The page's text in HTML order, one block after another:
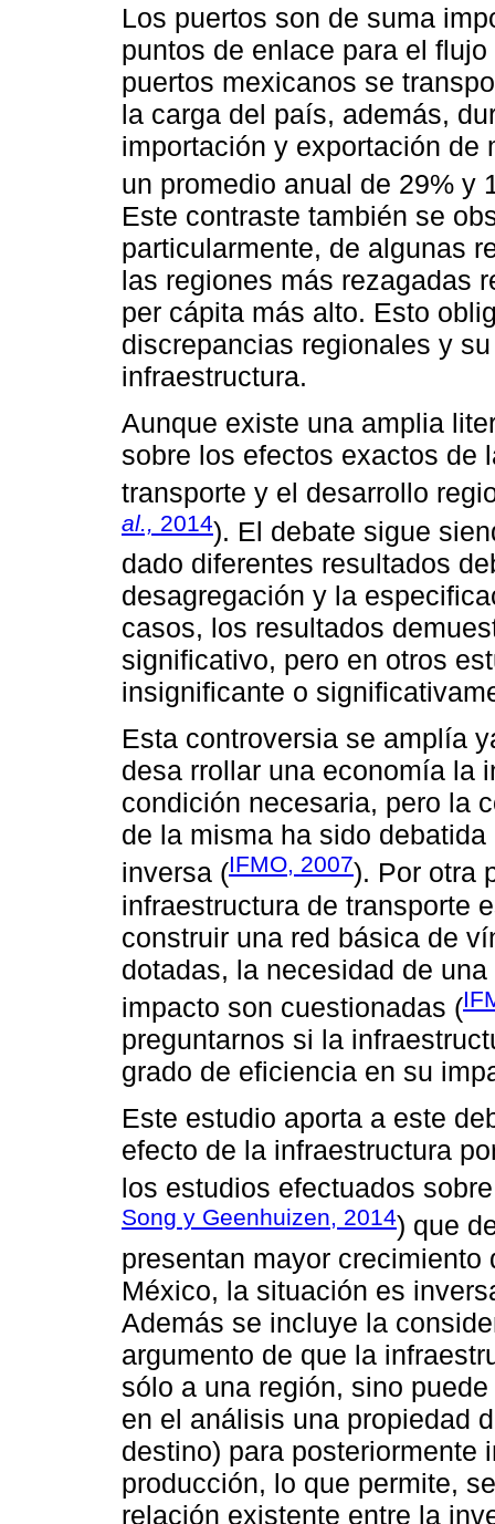
Los puertos son de suma
puntos de enlace para el
puertos mexicanos se
la carga del país, además,
importación y exportación
un promedio anual de 29% y
Este contraste también se
particularmente, de algunas
las regiones más rezagadas
per cápita más alto. Esto
discrepancias regionales y
infraestructura.
Aunque existe una amplia
sobre los efectos exactos de
transporte y el desarrollo
al., 2014). El debate sigue
dado diferentes resultados
desagregación y la
casos, los resultados
significativo, pero en otros
insignificante o
Esta controversia se amplía
desa rrollar una economía la
condición necesaria, pero la
de la misma ha sido
inversa (IFMO, 2007). Por otra
infraestructura de transporte
construir una red básica de
dotadas, la necesidad de
impacto son cuestionadas (
preguntarnos si la
grado de eficiencia en su
Este estudio aporta a este
efecto de la infraestructura
los estudios efectuados
Song y Geenhuizen, 2014) que
presentan mayor
México, la situación es
Además se incluye la
argumento de que la
sólo a una región, sino
en el análisis una propiedad
destino) para posteriormente
producción, lo que permite,
relación existente entre la